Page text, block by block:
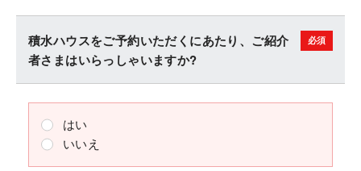
積水ハウスをご予約いただくにあたり、ご紹介
者さまはいらっしゃいますか?
はい
いいえ